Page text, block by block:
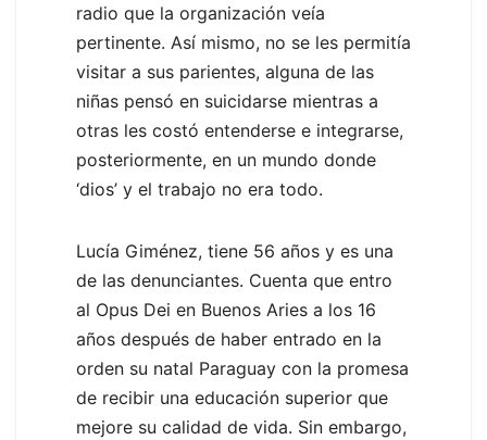
radio que la organización veía
pertinente. Así mismo, no se les permitía
visitar a sus parientes, alguna de las
niñas pensó en suicidarse mientras a
otras les costó entenderse e integrarse,
posteriormente, en un mundo donde
‘dios’ y el trabajo no era todo.
Lucía Giménez, tiene 56 años y es una
de las denunciantes. Cuenta que entro
al Opus Dei en Buenos Aries a los 16
años después de haber entrado en la
orden su natal Paraguay con la promesa
de recibir una educación superior que
mejore su calidad de vida. Sin embargo,